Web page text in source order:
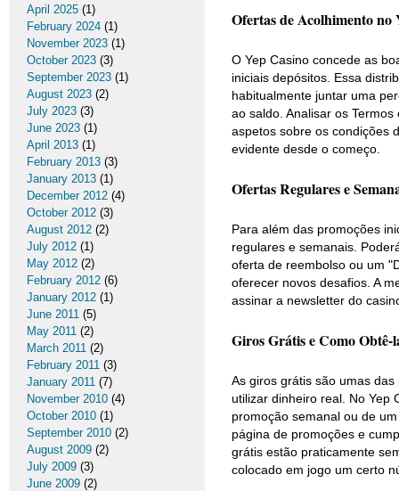
Ofertas de Acolhimento no
O Yep Casino concede as
iniciais depósitos. Essa
habitualmente juntar uma
ao saldo. Analisar os
aspetos sobre os condições
evidente desde o começo.
Ofertas Regulares e
Para além das promoções
regulares e semanais.
oferta de reembolso ou um
oferecer novos desafios. A
assinar a newsletter do
Giros Grátis e Como Obtê-
As giros grátis são umas
utilizar dinheiro real. No Yep
promoção semanal ou de
página de promoções e
grátis estão praticamente
colocado em jogo um certo
April 2025 (1)
February 2024 (1)
November 2023 (1)
October 2023 (3)
September 2023 (1)
August 2023 (2)
July 2023 (3)
June 2023 (1)
April 2013 (1)
February 2013 (3)
January 2013 (1)
December 2012 (4)
October 2012 (3)
August 2012 (2)
July 2012 (1)
May 2012 (2)
February 2012 (6)
January 2012 (1)
June 2011 (5)
May 2011 (2)
March 2011 (2)
February 2011 (3)
January 2011 (7)
November 2010 (4)
October 2010 (1)
September 2010 (2)
August 2009 (2)
July 2009 (3)
June 2009 (2)